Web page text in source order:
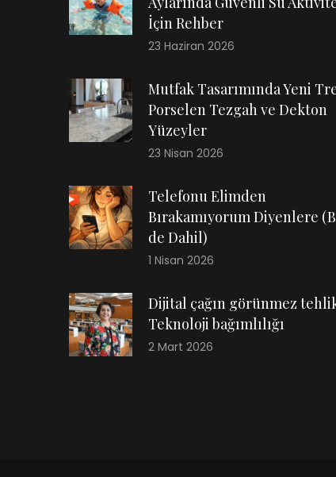
İçin Rehber
23 Haziran 2026
Mutfak Tasarımında Yeni
Porselen Tezgah ve Dekton
Yüzeyler
23 Nisan 2026
Telefonu Elimden
Bırakamıyorum Diyenlere
de Dahil)
1 Nisan 2026
Dijital çağın görünmez
Teknoloji bağımlılığı
2 Mart 2026